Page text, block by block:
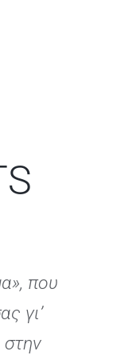
που
γι’
στην